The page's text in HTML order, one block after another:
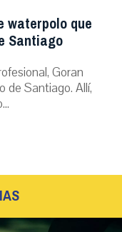
waterpolo que
Santiago
Goran
de Santiago. Allí,